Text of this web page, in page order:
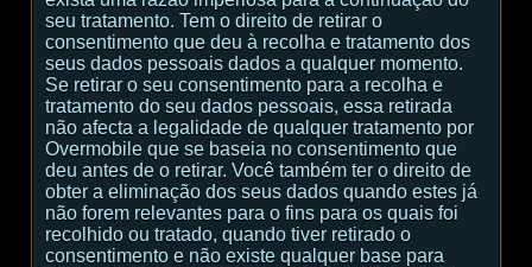
seu tratamento. Tem o direito de retirar o
consentimento que deu à recolha e tratamento dos
seus dados pessoais dados a qualquer momento.
Se retirar o seu consentimento para a recolha e
tratamento do seu dados pessoais, essa retirada
não afecta a legalidade de qualquer tratamento por
Overmobile que se baseia no consentimento que
deu antes de o retirar. Você também ter o direito de
obter a eliminação dos seus dados quando estes já
não forem relevantes para o fins para os quais foi
recolhido ou tratado, quando tiver retirado o
consentimento e não existe qualquer base para